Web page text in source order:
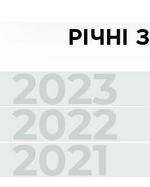
РІЧНІ
2023
2022
2021